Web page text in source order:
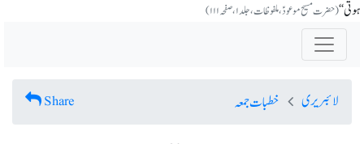
ہوتی‘‘(حضرت مسیح موعودؑ، ملفوظات، جلد ۱، صفحہ ۱۱۱)
لائبریری خطبات جمعہ Share